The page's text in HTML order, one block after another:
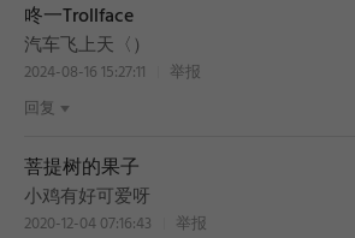
BEST
咚一Trollface
汽车飞上天〈）
2024-08-16 15:27:11
举报
回复
菩提树的果子
小鸡有好可爱呀
2020-12-04 07:16:43
举报